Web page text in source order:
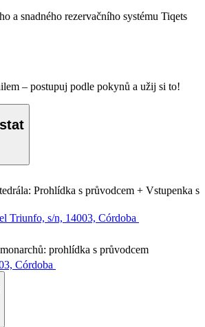
a snadného rezervačního systému Tiqets
– postupuj podle pokynů a užij si to!
Prohlídka s průvodcem + Vstupenka s
Triunfo, s/n, 14003, Córdoba
prohlídka s průvodcem
Córdoba